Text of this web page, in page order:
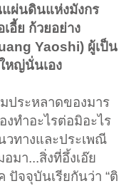
ผ่นดินแห่งมังกร
อี้ย ก้วยอย่าง
Yaoshi) ผู้เป็น
หญ่นั่นเอง
ประหลาดของมาร
ทำอะไรต่อมิอะไร
วทางและประเพณี
มา...สิ่งที่อึ้งเอ๊ย
ปัจจุบันเรียกันว่า “ติ